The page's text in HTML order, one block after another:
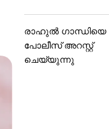
രാഹുൽ ഗാന്ധിയെ
പോലീസ് അറസ്റ്റ്
ചെയ്യുന്നു